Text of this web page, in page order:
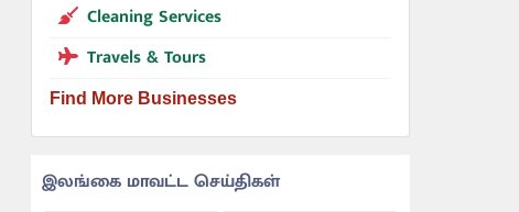
Cleaning Services
Travels & Tours
Find More Businesses
இலங்கை மாவட்ட செய்திகள்